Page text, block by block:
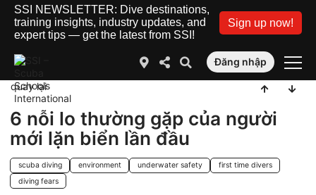
SSI NEWSLETTER: Dive destinations,
training insights, industry updates, and
expert tips — get the latest from SSI!
Sign up now!
Đăng nhập
quay lại
6 nỗi lo thường gặp của người
mới lặn biển lần đầu
scuba diving environment underwater safety
first time divers
diving fears